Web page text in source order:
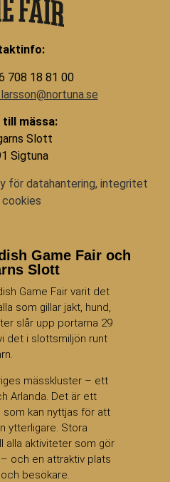
708 18 81 00
till mässa:
Slott
Sigtuna
för datahantering, integritet
Game Fair och
Slott
Game Fair varit det
som gillar jakt, hund,
slår upp portarna 29
det i slottsmiljön runt
mässkluster – ett
Arlanda. Det är ett
kan nyttjas för att
ytterligare. Stora
alla aktiviteter som gör
och en attraktiv plats
besökare.